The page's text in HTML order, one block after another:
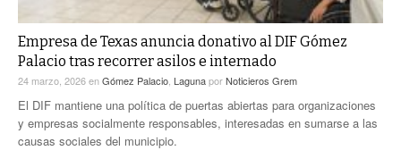
Empresa de Texas anuncia donativo al DIF Gómez
Palacio tras recorrer asilos e internado
24 marzo, 2026enGómez Palacio LagunaporNoticieros Grem
El DIF mantiene una política de puertas abiertas para organizaciones
y empresas socialmente responsables, interesadas en sumarse a las
causas sociales del municipio.